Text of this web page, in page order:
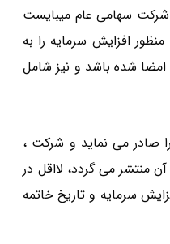
سهامی عام میبایست
افزایش سرمایه را به
امضا شده باشد و نیز شامل
صادر می نماید و شرکت ،
منتشر می گردد، لااقل در
سرمایه و تاریخ خاتمه